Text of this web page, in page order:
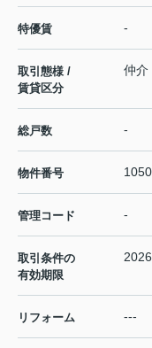
特優賃 -
取引態様 /
賃貸区分
仲介
総戸数 -
物件番号
管理コード -
取引条件の
有効期限
リフォーム ---